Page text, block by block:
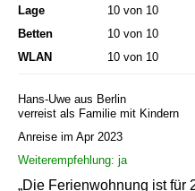
Lage
10 von 10
Betten
10 von 10
WLAN
10 von 10
Hans-Uwe aus Berlin
verreist als Familie mit Kindern
Anreise im Apr 2023
Weiterempfehlung: ja
„Die Ferienwohnung ist für